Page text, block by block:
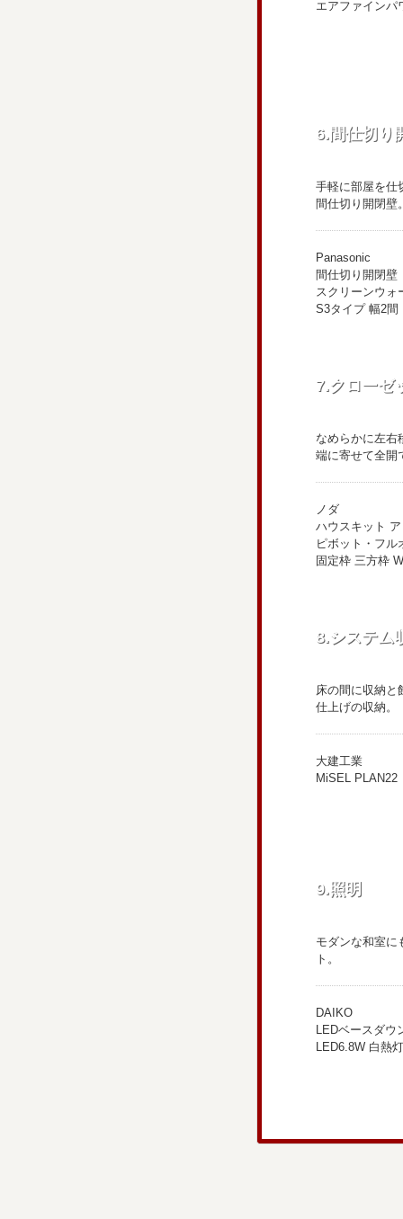
エアファインパ
6.間仕切り
手軽に部屋を仕
間仕切り開閉壁
Panasonic
間仕切り開閉壁
スクリーンウォ
S3タイプ 幅2間
7.クローゼ
なめらかに左右
端に寄せて全開
ノダ
ハウスキット
ピボット・フル
固定枠 三方枠
8.システム
床の間に収納と
仕上げの収納。
大建工業
MiSEL PLAN22
9.照明
モダンな和室に
ト。
DAIKO
LEDベースダウ
LED6.8W 白熱